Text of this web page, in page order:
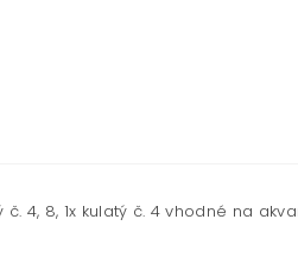
4, 8, 1x kulatý č. 4 vhodné na